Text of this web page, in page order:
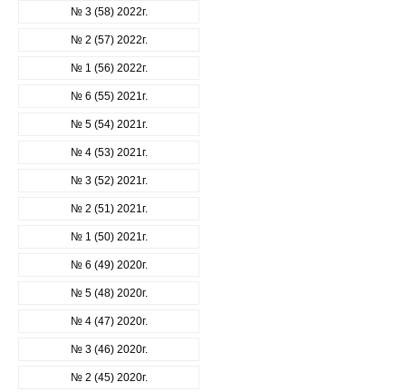
№ 3 (58) 2022г.
№ 2 (57) 2022г.
№ 1 (56) 2022г.
№ 6 (55) 2021г.
№ 5 (54) 2021г.
№ 4 (53) 2021г.
№ 3 (52) 2021г.
№ 2 (51) 2021г.
№ 1 (50) 2021г.
№ 6 (49) 2020г.
№ 5 (48) 2020г.
№ 4 (47) 2020г.
№ 3 (46) 2020г.
№ 2 (45) 2020г.